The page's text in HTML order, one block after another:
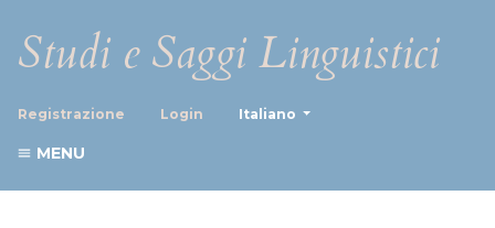
Studi e Saggi Linguistici
Registrazione Login Italiano
MENU